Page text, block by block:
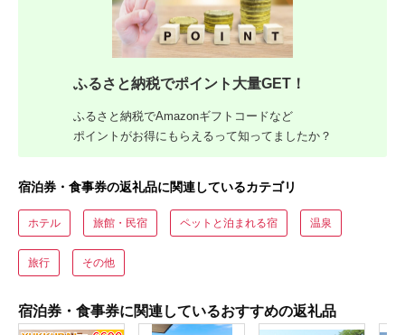
ふるさと納税でポイント大量GET！
ふるさと納税でAmazonギフトコードなど
ポイントがお得にもらえるって知ってましたか？
宿泊券・食事券の返礼品に関連しているカテゴリ
ホテル 旅館・民宿 ペットと泊まれる宿 温泉
旅行 その他
宿泊券・食事券に関連しているおすすめの返礼品